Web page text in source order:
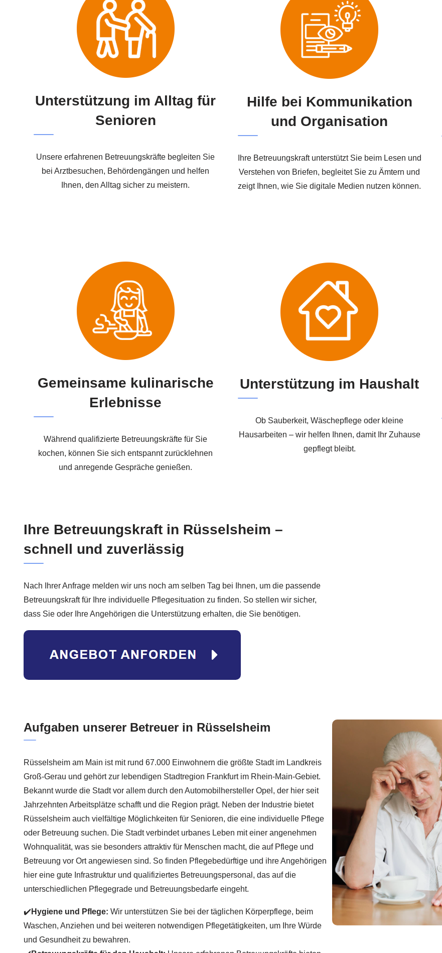
Unterstützung im Alltag für
Senioren
Unsere erfahrenen Betreuungskräfte begleiten Sie
bei Arztbesuchen, Behördengängen und helfen
Ihnen, den Alltag sicher zu meistern.
Hilfe bei Kommunikation
und Organisation
Ihre Betreuungskraft unterstützt Sie beim Lesen und
Verstehen von Briefen, begleitet Sie zu Ämtern und
zeigt Ihnen, wie Sie digitale Medien nutzen können.
Gemeinsame kulinarische
Erlebnisse
Während qualifizierte Betreuungskräfte für Sie
kochen, können Sie sich entspannt zurücklehnen
und anregende Gespräche genießen.
Unterstützung im Haushalt
Ob Sauberkeit, Wäschepflege oder kleine
Hausarbeiten – wir helfen Ihnen, damit Ihr Zuhause
gepflegt bleibt.
Ihre Betreuungskraft in Rüsselsheim –
schnell und zuverlässig
Nach Ihrer Anfrage melden wir uns noch am selben Tag bei Ihnen, um die passende
Betreuungskraft für Ihre individuelle Pflegesituation zu finden. So stellen wir sicher,
dass Sie oder Ihre Angehörigen die Unterstützung erhalten, die Sie benötigen.
Aufgaben unserer Betreuer in Rüsselsheim
Rüsselsheim am Main ist mit rund 67.000 Einwohnern die größte Stadt im Landkreis
Groß-Gerau und gehört zur lebendigen Stadtregion Frankfurt im Rhein-Main-Gebiet.
Bekannt wurde die Stadt vor allem durch den Automobilhersteller Opel, der hier seit
Jahrzehnten Arbeitsplätze schafft und die Region prägt. Neben der Industrie bietet
Rüsselsheim auch vielfältige Möglichkeiten für Senioren, die eine individuelle Pflege
oder Betreuung suchen. Die Stadt verbindet urbanes Leben mit einer angenehmen
Wohnqualität, was sie besonders attraktiv für Menschen macht, die auf Pflege und
Betreuung vor Ort angewiesen sind. So finden Pflegebedürftige und ihre Angehörigen
hier eine gute Infrastruktur und qualifiziertes Betreuungspersonal, das auf die
unterschiedlichen Pflegegrade und Betreuungsbedarfe eingeht.
✔️ Hygiene und Pflege: Wir unterstützen Sie bei der täglichen Körperpflege, beim
Waschen, Anziehen und bei weiteren notwendigen Pflegetätigkeiten, um Ihre Würde
und Gesundheit zu bewahren.